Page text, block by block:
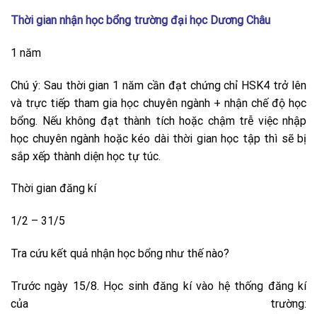
Thời gian nhận học bổng trường đại học Dương Châu
1 năm
Chú ý: Sau thời gian 1 năm cần đạt chứng chỉ HSK4 trở lên
và trực tiếp tham gia học chuyên ngành + nhận chế độ học
bổng. Nếu không đạt thành tích hoặc chậm trễ việc nhập
học chuyên ngành hoặc kéo dài thời gian học tập thì sẽ bị
sắp xếp thành diện học tự túc.
Thời gian đăng kí
1/2 – 31/5
Tra cứu kết quả nhận học bổng như thế nào?
Trước ngày 15/8. Học sinh đăng kí vào hệ thống đăng kí
của trường: